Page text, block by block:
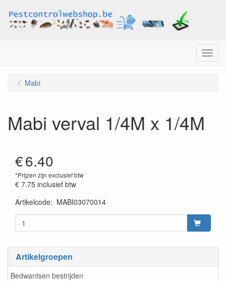
Menu
Artikelgroepen
Bedwantsen bestrijden
Mabi
Mabi verval 1/4M x 1/4M
€6.40
*Prijzen zijn exclusief btw
€ 7.75 inclusief btw
Artikelcode: MABI03070014